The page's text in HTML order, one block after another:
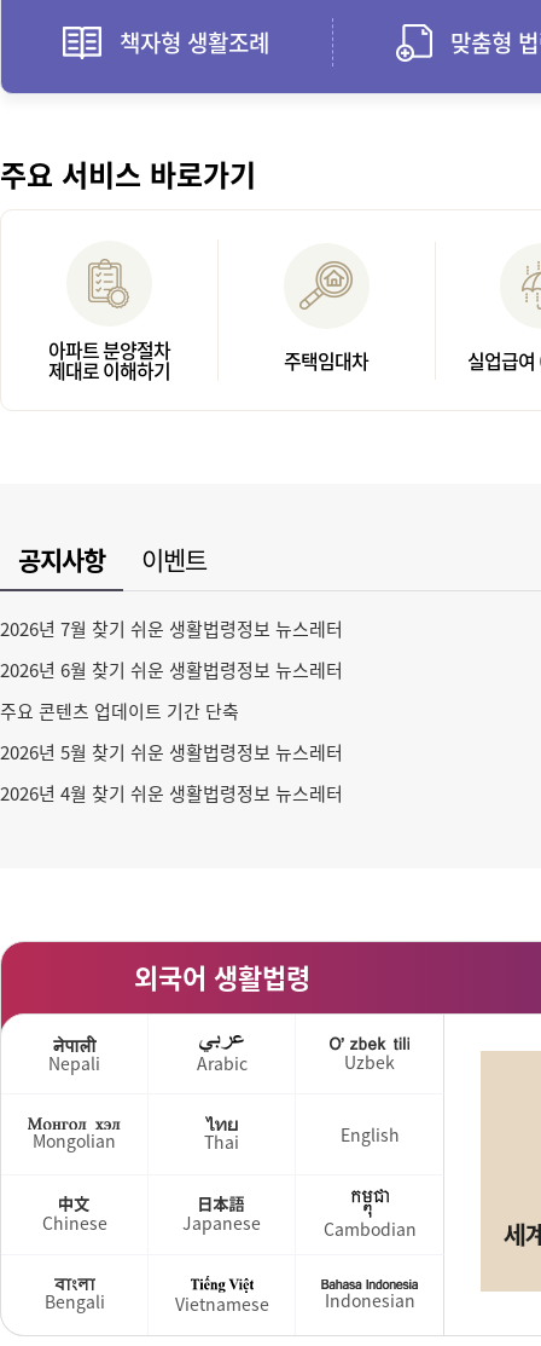
책자형 생활조례 맞춤형
주요 서비스 바로가기
아파트 분양절차
제대로 이해하기 주택임대차 실업급
공지사항
2026년 7월 찾기 쉬운 생활법령정보 뉴스레터
2026년 6월 찾기 쉬운 생활법령정보 뉴스레터
주요 콘텐츠 업데이트 기간 단축
2026년 5월 찾기 쉬운 생활법령정보 뉴스레터
2026년 4월 찾기 쉬운 생활법령정보 뉴스레터
이벤트
외국어 생활법령
Nepali Arabic Uzbek
Mongolian Thai English
Chinese Japanese Cambodian
Bengali Vietnamese Indonesian